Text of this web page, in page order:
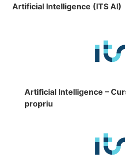
Artificial Intelligence (ITS AI)
Artificial Intelligence –
propriu